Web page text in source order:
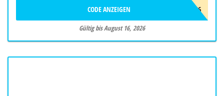
FREUNDE26
CODE ANZEIGEN
Gültig bis August 16, 2026